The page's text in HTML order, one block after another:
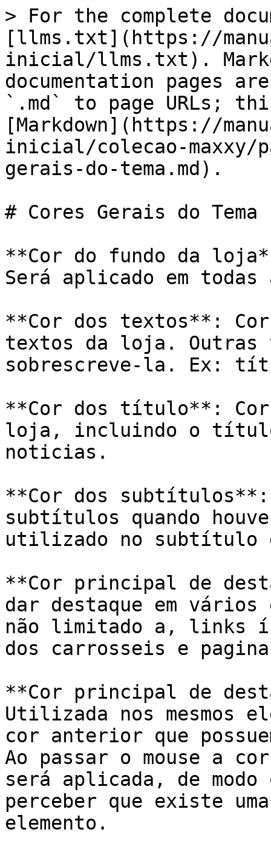
> For the complete
[llms.txt](https://
inicial/llms.txt).
documentation pages
`.md` to page URLs;
[Markdown](https://
inicial/colecao-maxxy/
gerais-do-tema.md).
# Cores Gerais do Tema
**Cor do fundo da
Será aplicado em todas
**Cor dos textos**:
textos da loja.
sobrescreve-la. Ex:
**Cor dos título**:
loja, incluindo o
noticias.
**Cor dos
subtítulos quando
utilizado no subtítulo
**Cor principal de
dar destaque em
não limitado a, links
dos carrosseis e
**Cor principal de
Utilizada nos mesmos
cor anterior que
Ao passar o mouse a
será aplicada, de
perceber que existe
elemento.